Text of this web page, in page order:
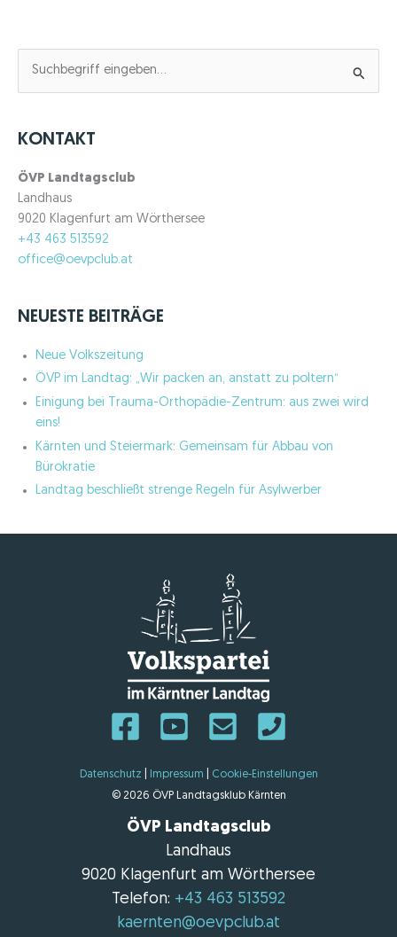
e
n
a
c
h
:
KONTAKT
ÖVP Landtagsclub
Landhaus
9020 Klagenfurt am Wörthersee
+43 463 513592
office@oevpclub.at
NEUESTE BEITRÄGE
Neue Volkszeitung
ÖVP im Landtag: „Wir packen an, anstatt zu poltern“
Einigung bei Trauma-Orthopädie-Zentrum: aus zwei wird
eins!
Kärnten und Steiermark: Gemeinsam für Abbau von
Bürokratie
Landtag beschließt strenge Regeln für Asylwerber
Datenschutz Impressum
Cookie-Einstellungen
© 2026 ÖVP Landtagsklub Kärnten
ÖVP Landtagsclub
Landhaus
9020 Klagenfurt am Wörthersee
Telefon: +43 463 513592
kaernten@oevpclub.at